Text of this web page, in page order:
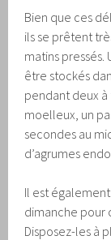
Bien que ces
ils se prêtent
matins
être stockés
pendant deux
moelleux, un
secondes au
d’agrumes
Il est
dimanche pour
Disposez-les à